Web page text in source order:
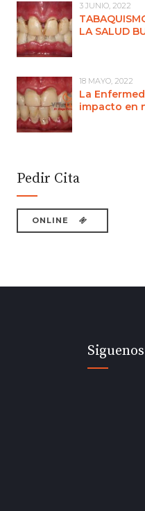
3 JUNIO, 2022
LA SALUD
18 MAYO, 2022
La
impacto en
Pedir Cita
ONLINE